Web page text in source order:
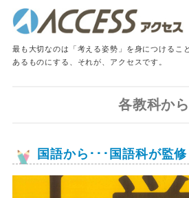
最も大切なのは「考える姿勢」を身につけるこ
あるものにする、それが、アクセスです。
よくあるご質問
アクセス教育情報センター
各教科から
国語から･･･国語科が監